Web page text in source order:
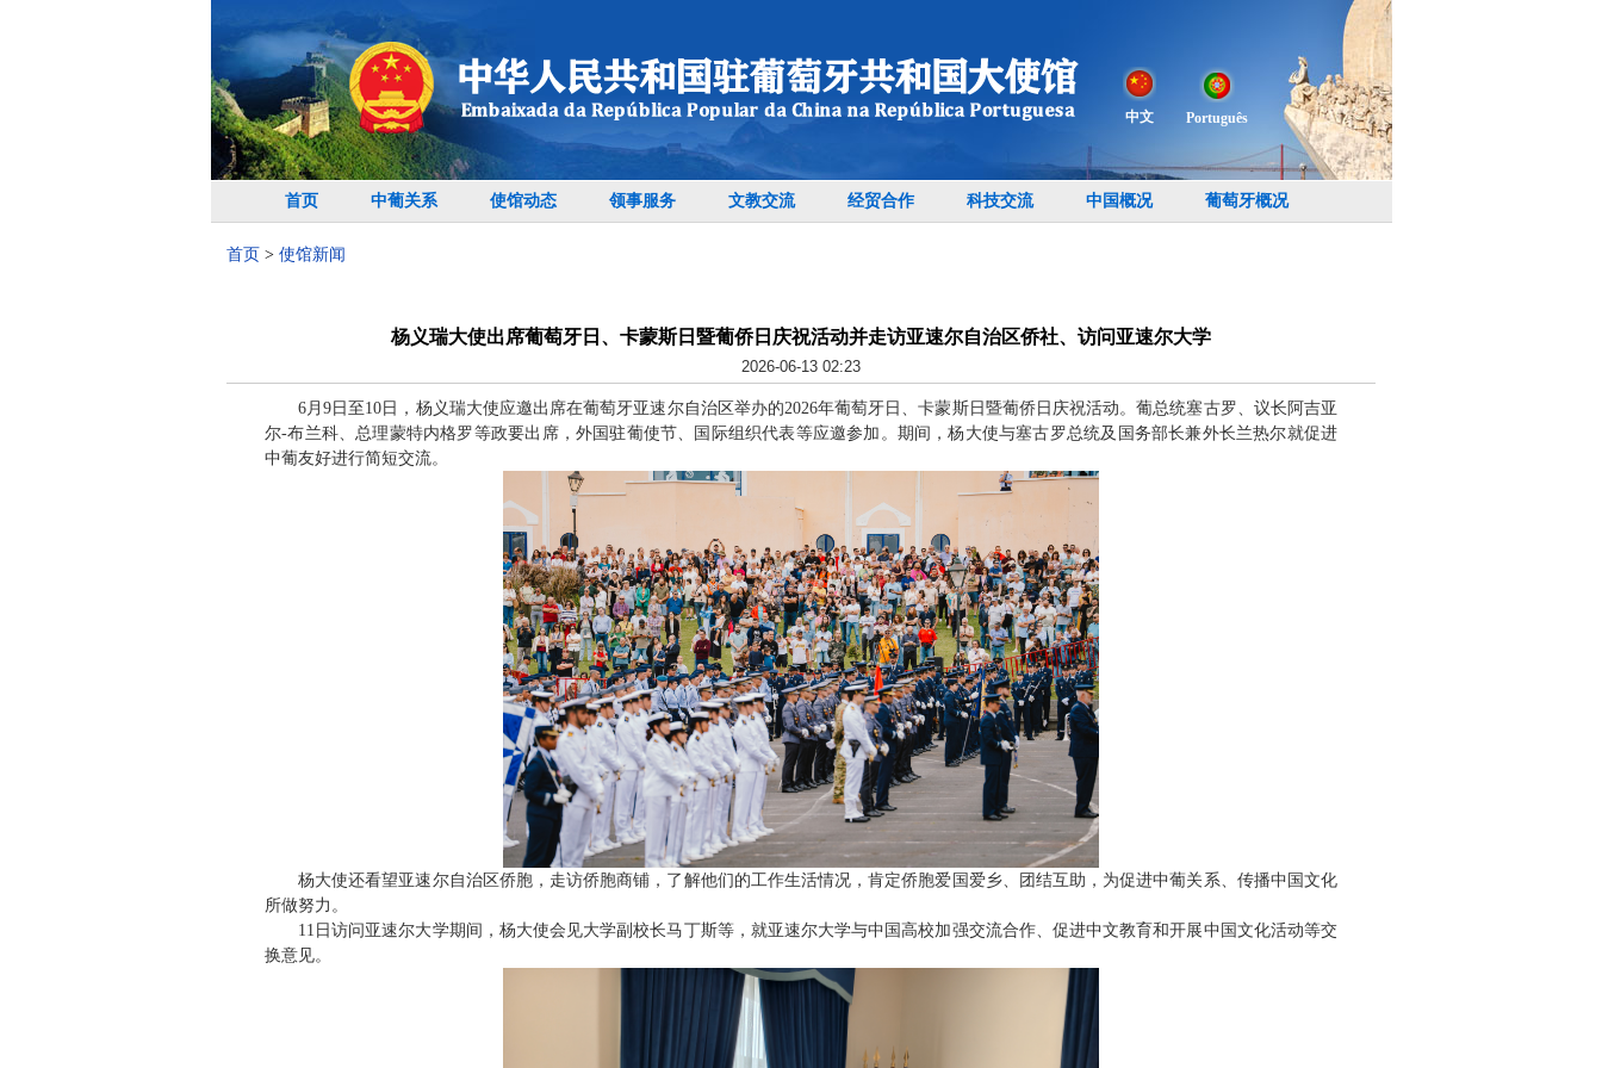
中文 Português
首页 中葡关系 使馆动态 领事服务 文教交流 经贸合作 科技交流 中国概况 葡萄牙概况
首页 > 使馆新闻
杨义瑞大使出席葡萄牙日、卡蒙斯日暨葡侨日庆祝活动并走访亚速尔自治区侨社、访问亚速尔大学
2026-06-13 02:23
6月9日至10日，杨义瑞大使应邀出席在葡萄牙亚速尔自治区举办的2026年葡萄牙日、卡蒙斯日暨葡侨日庆祝活动。葡总统塞古罗、议长阿吉亚
尔-布兰科、总理蒙特内格罗等政要出席，外国驻葡使节、国际组织代表等应邀参加。期间，杨大使与塞古罗总统及国务部长兼外长兰热尔就促进
中葡友好进行简短交流。
杨大使还看望亚速尔自治区侨胞，走访侨胞商铺，了解他们的工作生活情况，肯定侨胞爱国爱乡、团结互助，为促进中葡关系、传播中国文化
所做努力。
11日访问亚速尔大学期间，杨大使会见大学副校长马丁斯等，就亚速尔大学与中国高校加强交流合作、促进中文教育和开展中国文化活动等交
换意见。